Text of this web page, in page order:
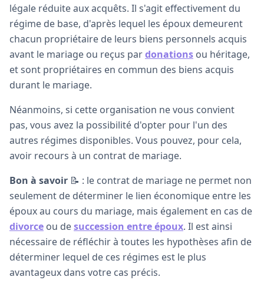
légale réduite aux acquêts. Il s'agit effectivement du
régime de base, d'après lequel les époux demeurent
chacun propriétaire de leurs biens personnels acquis
avant le mariage ou reçus pardonations ou héritage,
et sont propriétaires en commun des biens acquis
durant le mariage.
Néanmoins, si cette organisation ne vous convient
pas, vous avez la possibilité d'opter pour l'un des
autres régimes disponibles. Vous pouvez, pour cela,
avoir recours à un contrat de mariage.
Bon à savoir 📝 : le contrat de mariage ne permet non
seulement de déterminer le lien économique entre les
époux au cours du mariage, mais également en cas de
divorce ou desuccession entre époux. Il est ainsi
nécessaire de réfléchir à toutes les hypothèses afin de
déterminer lequel de ces régimes est le plus
avantageux dans votre cas précis.